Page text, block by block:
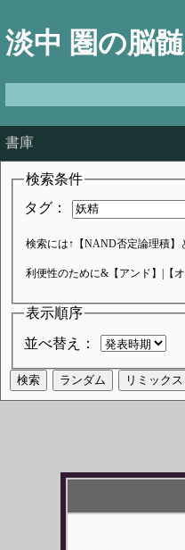
淡中 圏の脳
書庫
検索条件
タグ：
検索には↑【NAND否定論理積】
利便性のために&【アンド】|【
表示順序
並べ替え：